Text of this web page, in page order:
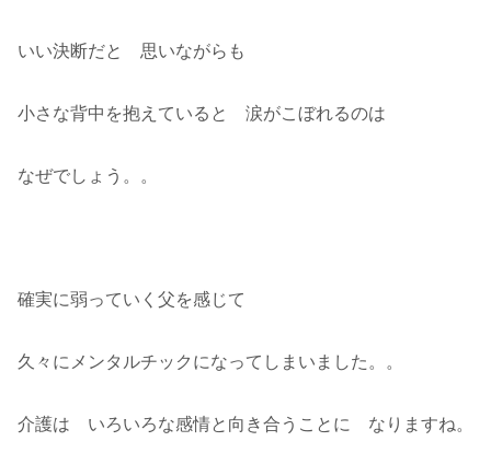
いい決断だと 思いながらも
小さな背中を抱えていると 涙がこぼれるのは
なぜでしょう。。
確実に弱っていく父を感じて
久々にメンタルチックになってしまいました。。
介護は いろいろな感情と向き合うことに なりますね。